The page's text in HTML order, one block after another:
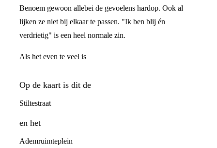
Benoem gewoon allebei de gevoelens hardop. Ook al
lijken ze niet bij elkaar te passen. "Ik ben blij én
verdrietig" is een heel normale zin.
Als het even te veel is
Op de kaart is dit de
Stiltestraat
en het
Ademruimteplein